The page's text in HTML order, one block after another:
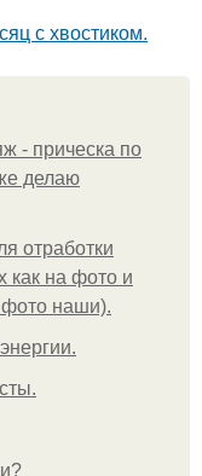
с хвостиком.
- прическа по
делаю
отработки
как на фото и
наши).